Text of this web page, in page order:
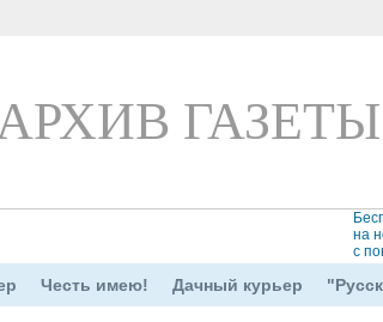
ГАЗЕТЫ
на
с
Честь имею! Дачный курьер